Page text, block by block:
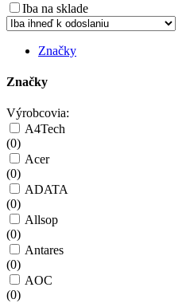
Iba na sklade
Značky
Značky
Výrobcovia:
A4Tech
(0)
Acer
(0)
ADATA
(0)
Allsop
(0)
Antares
(0)
AOC
(0)